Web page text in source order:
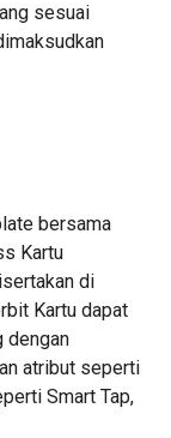
sesuai
bersama
Kartu
di
Kartu dapat
dengan
atribut seperti
Smart Tap,